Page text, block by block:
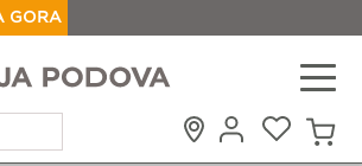
GORA